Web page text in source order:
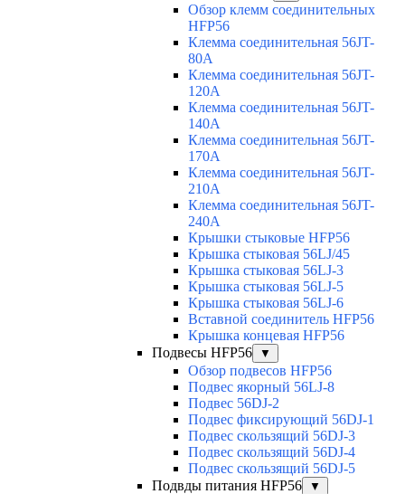
Обзор клемм соединительных
HFP56
Клемма соединительная 56JT-
80A
Клемма соединительная 56JT-
120A
Клемма соединительная 56JT-
140A
Клемма соединительная 56JT-
170A
Клемма соединительная 56JT-
210A
Клемма соединительная 56JT-
240A
Крышки стыковые HFP56
Крышка стыковая 56LJ/45
Крышка стыковая 56LJ-3
Крышка стыковая 56LJ-5
Крышка стыковая 56LJ-6
Вставной соединитель HFP56
Крышка концевая HFP56
Подвесы HFP56
▼
Обзор подвесов HFP56
Подвес якорный 56LJ-8
Подвес 56DJ-2
Подвес фиксирующий 56DJ-1
Подвес скользящий 56DJ-3
Подвес скользящий 56DJ-4
Подвес скользящий 56DJ-5
Подвды питания HFP56
▼